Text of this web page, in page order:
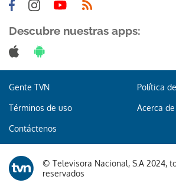
Gracias por suscribirte a
Descubre nuestras apps:
Gente TVN Política
Términos de uso Acerca de
Contáctenos
© Televisora Nacional, S.A 2024,
reservados